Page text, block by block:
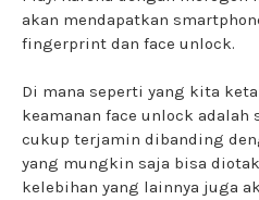
akan mendapatkan
fingerprint dan face unlock.
Di mana seperti yang kita
keamanan face unlock adalah
cukup terjamin dibanding
yang mungkin saja bisa
kelebihan yang lainnya juga